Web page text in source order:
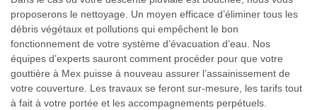
proposerons le nettoyage. Un moyen efficace d’éliminer tous les
débris végétaux et pollutions qui empêchent le bon
fonctionnement de votre système d’évacuation d’eau. Nos
équipes d’experts sauront comment procéder pour que votre
gouttière à Mex puisse à nouveau assurer l’assainissement de
votre couverture. Les travaux se feront sur-mesure, les tarifs tout
à fait à votre portée et les accompagnements perpétuels.